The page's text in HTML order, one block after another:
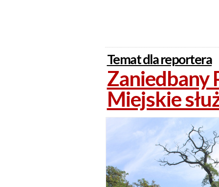
Temat dla reportera
Zaniedbany
Miejskie